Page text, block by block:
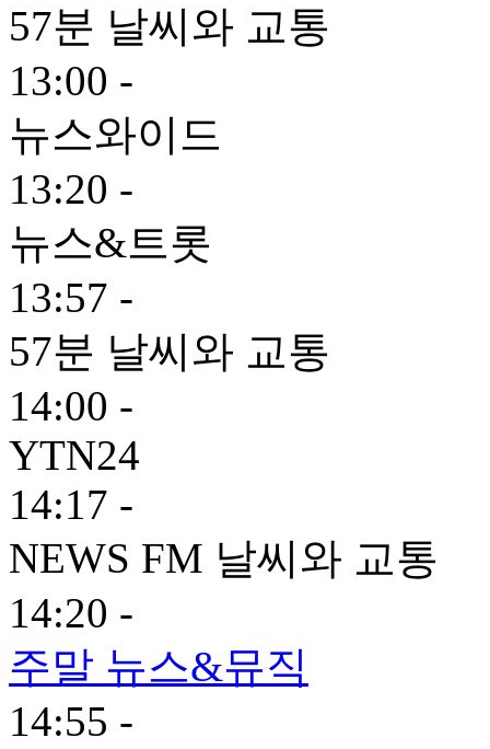
57분 날씨와 교통
13:00 -
뉴스와이드
13:20 -
뉴스&트롯
13:57 -
57분 날씨와 교통
14:00 -
YTN24
14:17 -
NEWS FM 날씨와 교통
14:20 -
주말 뉴스&뮤직
14:55 -